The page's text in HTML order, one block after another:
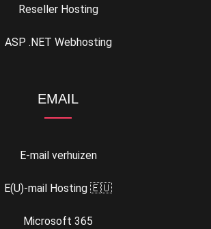
Reseller Hosting
ASP .NET Webhosting
EMAIL
E-mail verhuizen
E(U)-mail Hosting 🇪🇺
Microsoft 365